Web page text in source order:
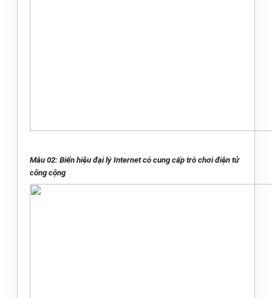
Mẫu 02: Biển hiệu đại lý Internet có cung cấp trò chơi điện tử
công cộng